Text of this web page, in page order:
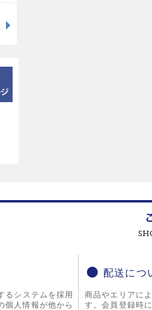
るシステムを採用
個人情報が他から
配送につ
商品やエリアに
す。会員登録時